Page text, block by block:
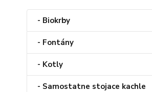
- Biokrby
- Fontány
- Kotly
- Samostatne stojace kachle